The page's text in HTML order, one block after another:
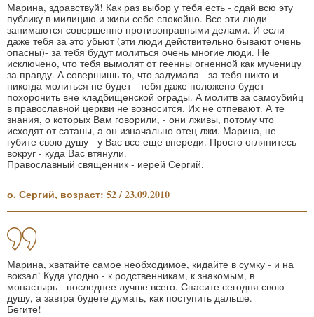
Марина, здравствуй! Как раз выбор у тебя есть - сдай всю эту
публику в милицию и живи себе спокойно. Все эти люди
занимаются совершенно противоправными делами. И если
даже тебя за это убьют (эти люди действительно бывают очень
опасны)- за тебя будут молиться очень многие люди. Не
исключено, что тебя вымолят от геенны огненной как мученицу
за правду. А совершишь то, что задумала - за тебя никто и
никогда молиться не будет - тебя даже положено будет
похоронить вне кладбищенской ограды. А молитв за самоубийц
в православной церкви не возносится. Их не отпевают. А те
знания, о которых Вам говорили, - они лживы, потому что
исходят от сатаны, а он изначально отец лжи. Марина, не
губите свою душу - у Вас все еще впереди. Просто оглянитесь
вокруг - куда Вас втянули.
Православный священник - иерей Сергий.
о. Сергий, возраст: 52 / 23.09.2010
Марина, хватайте самое необходимое, кидайте в сумку - и на
вокзал! Куда угодно - к родственникам, к знакомым, в
монастырь - последнее лучше всего. Спасите сегодня свою
душу, а завтра будете думать, как поступить дальше.
Бегите!